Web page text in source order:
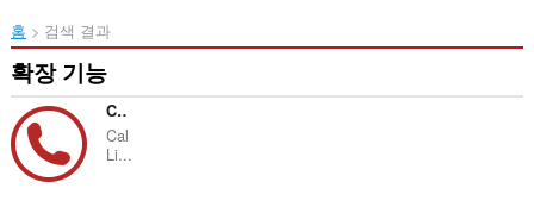
홈 검색 결과
확장 기능
CalLite CRM
Cal
Li...